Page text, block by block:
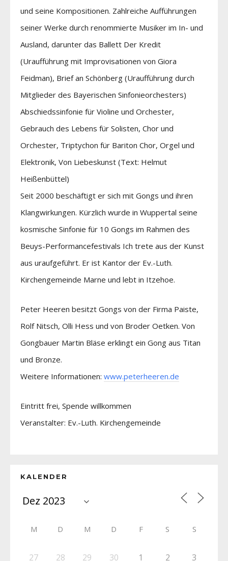
und seine Kompositionen. Zahlreiche Aufführungen
seiner Werke durch renommierte Musiker im In- und
Ausland, darunter das Ballett Der Kredit
(Uraufführung mit Improvisationen von Giora
Feidman), Brief an Schönberg (Uraufführung durch
Mitglieder des Bayerischen Sinfonieorchesters)
Abschiedssinfonie für Violine und Orchester,
Gebrauch des Lebens für Solisten, Chor und
Orchester, Triptychon für Bariton Chor, Orgel und
Elektronik, Von Liebeskunst (Text: Helmut
Heißenbüttel)
Seit 2000 beschäftigt er sich mit Gongs und ihren
Klangwirkungen. Kürzlich wurde in Wuppertal seine
kosmische Sinfonie für 10 Gongs im Rahmen des
Beuys-Performancefestivals Ich trete aus der Kunst
aus uraufgeführt. Er ist Kantor der Ev.-Luth.
Kirchengemeinde Marne und lebt in Itzehoe.
Peter Heeren besitzt Gongs von der Firma Paiste,
Rolf Nitsch, Olli Hess und von Broder Oetken. Von
Gongbauer Martin Bläse erklingt ein Gong aus Titan
und Bronze.
Weitere Informationen: www.peterheeren.de
Eintritt frei, Spende willkommen
Veranstalter: Ev.-Luth. Kirchengemeinde
KALENDER
M D M D F S S
27 28 29 30 1 2 3